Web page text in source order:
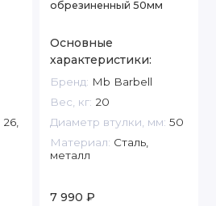
26,
обрезиненный 50мм
Основные
характеристики:
Бренд: Mb Barbell
Вес, кг: 20
Диаметр втулки, мм: 50
Материал: Сталь,
металл
7 990 ₽